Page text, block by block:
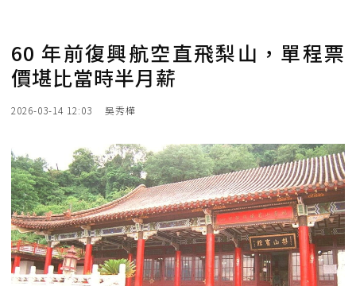
60 年前復興航空直飛梨山，單程票
價堪比當時半月薪
2026-03-14 12:03 吳秀樺